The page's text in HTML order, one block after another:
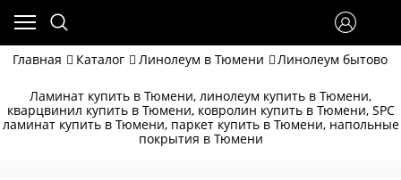
Главная Каталог Линолеум в Тюмени Линолеум бытовой
Ламинат купить в Тюмени, линолеум купить в Тюмени,
кварцвинил купить в Тюмени, ковролин купить в Тюмени, SPC
ламинат купить в Тюмени, паркет купить в Тюмени, напольные
покрытия в Тюмени